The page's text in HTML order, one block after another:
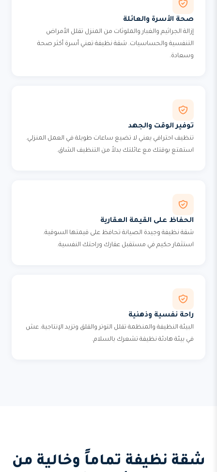
صحة الأسرة والعائلة
إزالة الجراثيم والغبار والملوثات من المنزل تقلل الأمراض
التنفسية والحساسيات. شقة نظيفة تعني أسرة أكثر صحة
وسعادة.
توفير الوقت والجهد
تنظيف احترافي يعني لا تضيع ساعات طويلة في العمل المنزلي.
استمتع بوقتك مع عائلتك بدلاً من التنظيف الشاق.
الحفاظ على القيمة العقارية
شقة نظيفة وجيدة الصيانة تحافظ على قيمتها السوقية.
استثمار حكيم في مستقبل عقارك وراحتك النفسية.
راحة نفسية وذهنية
البيئة النظيفة والمنظمة تقلل التوتر والقلق وتزيد الإنتاجية. عش
في بيئة هادئة نظيفة تشعرك بالسلام.
شقة نظيفة تماماً وخالية من